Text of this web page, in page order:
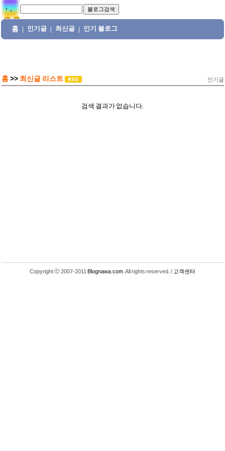
홈 인기글 최신글 인기 블로그
홈 >> 최신글 리스트 인기글
검색 결과가 없습니다.
Copyright ⓒ 2007-2011 Blognawa.com . All rights reserved. / 고객센터